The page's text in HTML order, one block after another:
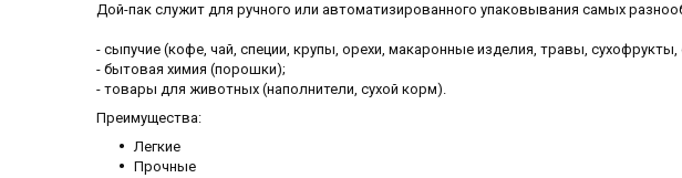
Дой-пак служит для ручного или автоматизированного упаковывания самых
- сыпучие (кофе, чай, специи, крупы, орехи, макаронные изделия, травы, сухофрукты,
- бытовая химия (порошки);
- товары для животных (наполнители, сухой корм).
Преимущества:
Легкие
Прочные